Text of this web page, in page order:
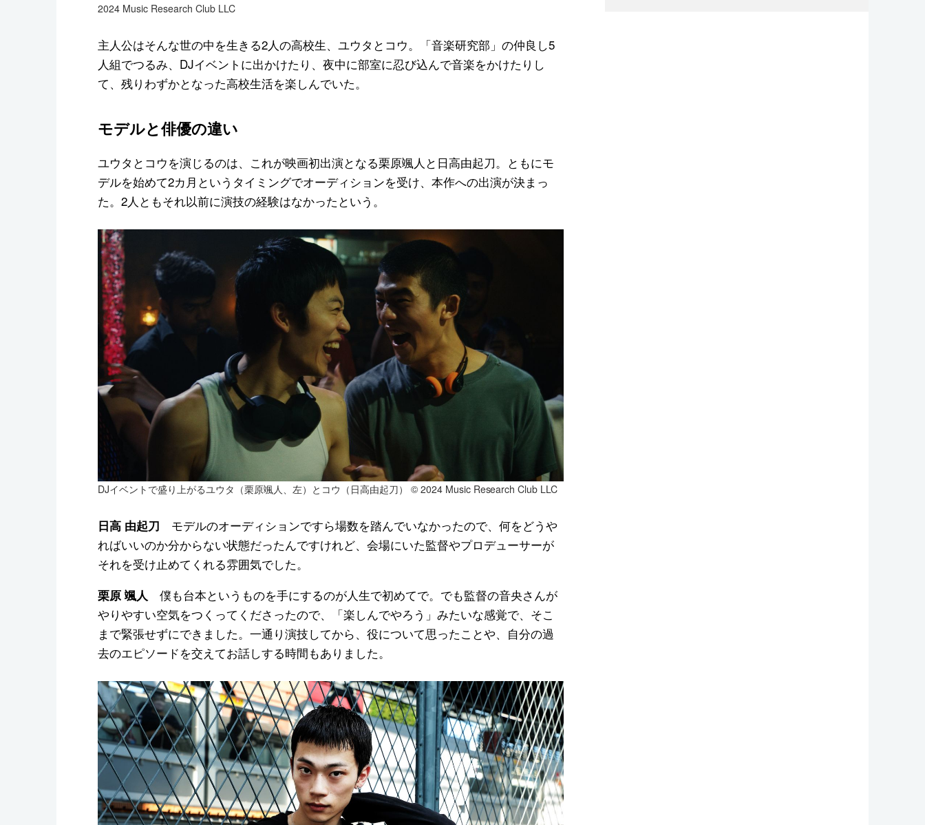
2024 Music Research Club LLC
主人公はそんな世の中を生きる2人の高校生、ユウタとコウ。「音楽研究部」の仲良し5
人組でつるみ、DJイベントに出かけたり、夜中に部室に忍び込んで音楽をかけたりし
て、残りわずかとなった高校生活を楽しんでいた。
モデルと俳優の違い
ユウタとコウを演じるのは、これが映画初出演となる栗原颯人と日高由起刀。ともにモ
デルを始めて2カ月というタイミングでオーディションを受け、本作への出演が決まっ
た。2人ともそれ以前に演技の経験はなかったという。
DJイベントで盛り上がるユウタ（栗原颯人、左）とコウ（日高由起刀） © 2024 Music Research Club LLC
日高 由起刀 モデルのオーディションですら場数を踏んでいなかったので、何をどうや
ればいいのか分からない状態だったんですけれど、会場にいた監督やプロデューサーが
それを受け止めてくれる雰囲気でした。
栗原 颯人 僕も台本というものを手にするのが人生で初めてで。でも監督の音央さんが
やりやすい空気をつくってくださったので、「楽しんでやろう」みたいな感覚で、そこ
まで緊張せずにできました。一通り演技してから、役について思ったことや、自分の過
去のエピソードを交えてお話しする時間もありました。